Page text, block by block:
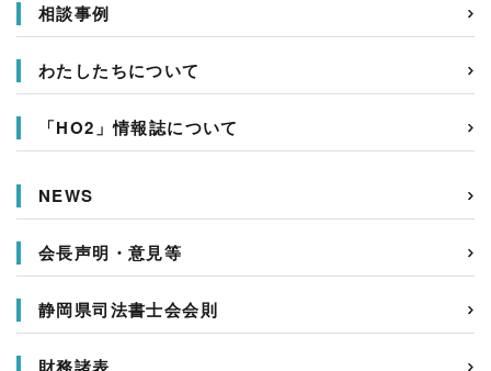
相談事例
わたしたちについて
「HO2」情報誌について
NEWS
会長声明・意見等
静岡県司法書士会会則